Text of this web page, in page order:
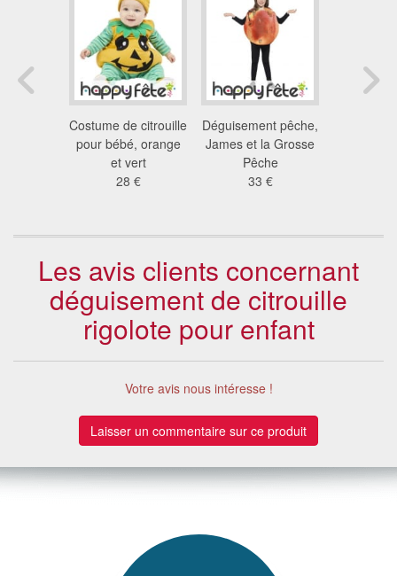
Costume de citrouille
pour bébé, orange
et vert
28 €
Déguisement pêche,
James et la Grosse
Pêche
33 €
Les avis clients concernant
déguisement de citrouille
rigolote pour enfant
Votre avis nous intéresse !
Laisser un commentaire sur ce produit